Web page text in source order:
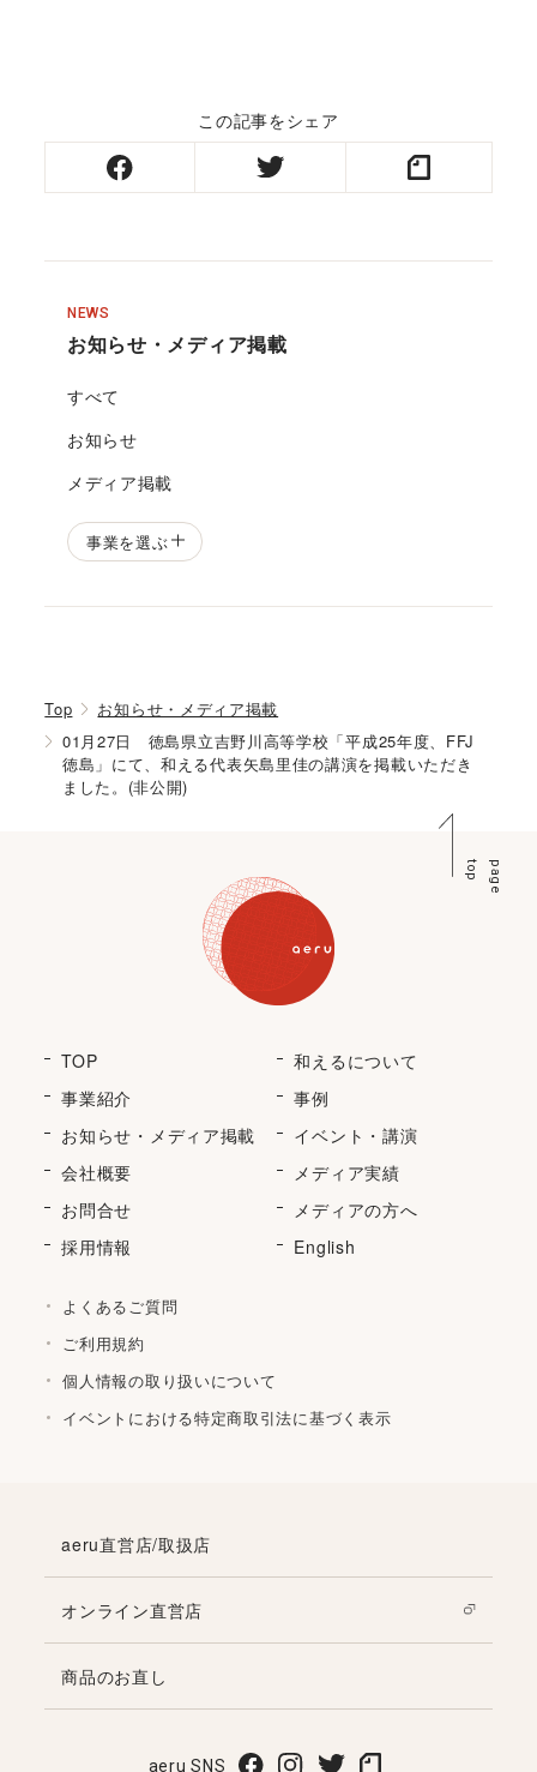
この記事をシェア
NEWS
お知らせ・メディア掲載
すべて
お知らせ
メディア掲載
事業を選ぶ
Top
お知らせ・メディア掲載
01月27日 徳島県立吉野川高等学校「平成25年度、FFJ
徳島」にて、和える代表矢島里佳の講演を掲載いただき
ました。(非公開)
p
a
g
e
t
o
p
TOP
和えるについて
事業紹介
事例
お知らせ・メディア掲載
イベント・講演
会社概要
メディア実績
お問合せ
メディアの方へ
採用情報
English
よくあるご質問
ご利用規約
個人情報の取り扱いについて
イベントにおける特定商取引法に基づく表示
aeru直営店/取扱店
オンライン直営店
商品のお直し
aeru SNS